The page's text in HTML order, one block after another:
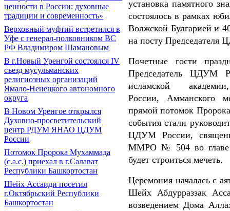
ценности в России: духовные
традиции и современность»
Верховный муфтий встретился в
Уфе с генерал-полковником ВС
РФ Владимиром Шамановым
В г.Новый Уренгой состоялся IV
съезд мусульманских
религиозных организаций
Ямало-Ненецкого автономного
округа
В Новом Уренгое открылся
Духовно-просветительский
центр РДУМ ЯНАО ЦДУМ
России
Потомок Пророка Мухаммада
(с.а.с.) приехал в г.Салават
Республики Башкортостан
Шейх Ассаиди посетил
г.Октябрьский Республики
Башкортостан
установка памятного
состоялось в рамках
Волжской Булгарией и
на посту Председателя
Почетные гости
Председатель ЦДУМ
исламской
России,Амманского
прямой потомок
события стали
ЦДУМ России,
ММРО № 504 во главе
будет строиться мечеть.
Церемония началась с
Шейх Абдурраззак
возведением Дома